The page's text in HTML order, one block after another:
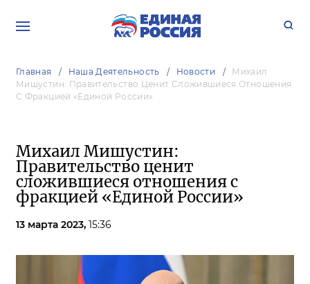
Главная Наша Деятельность Новости
Михаил
Мишустин: Правительство Ценит Сложившиеся Отношения
С Фракцией «Единой России»
Михаил Мишустин:
Правительство ценит
сложившиеся отношения с
фракцией «Единой России»
13 марта 2023, 15:36